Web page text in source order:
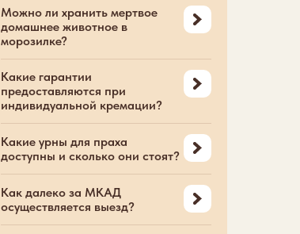
Можно ли хранить мертвое
домашнее животное в
морозилке?
Какие гарантии
предоставляются при
индивидуальной кремации?
Какие урны для праха
доступны и сколько они стоят?
Как далеко за МКАД
осуществляется выезд?